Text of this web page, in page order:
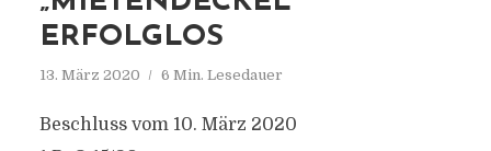
ERFOLGLOS
13. März 2020 6 Min. Lesedauer
Beschluss vom 10. März 2020